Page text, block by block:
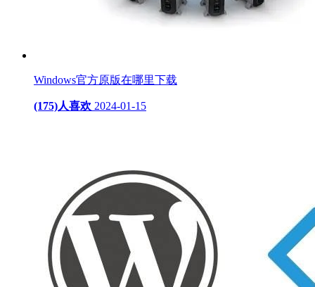
Windows官方原版在哪里下载
(175)人喜欢 2024-01-15